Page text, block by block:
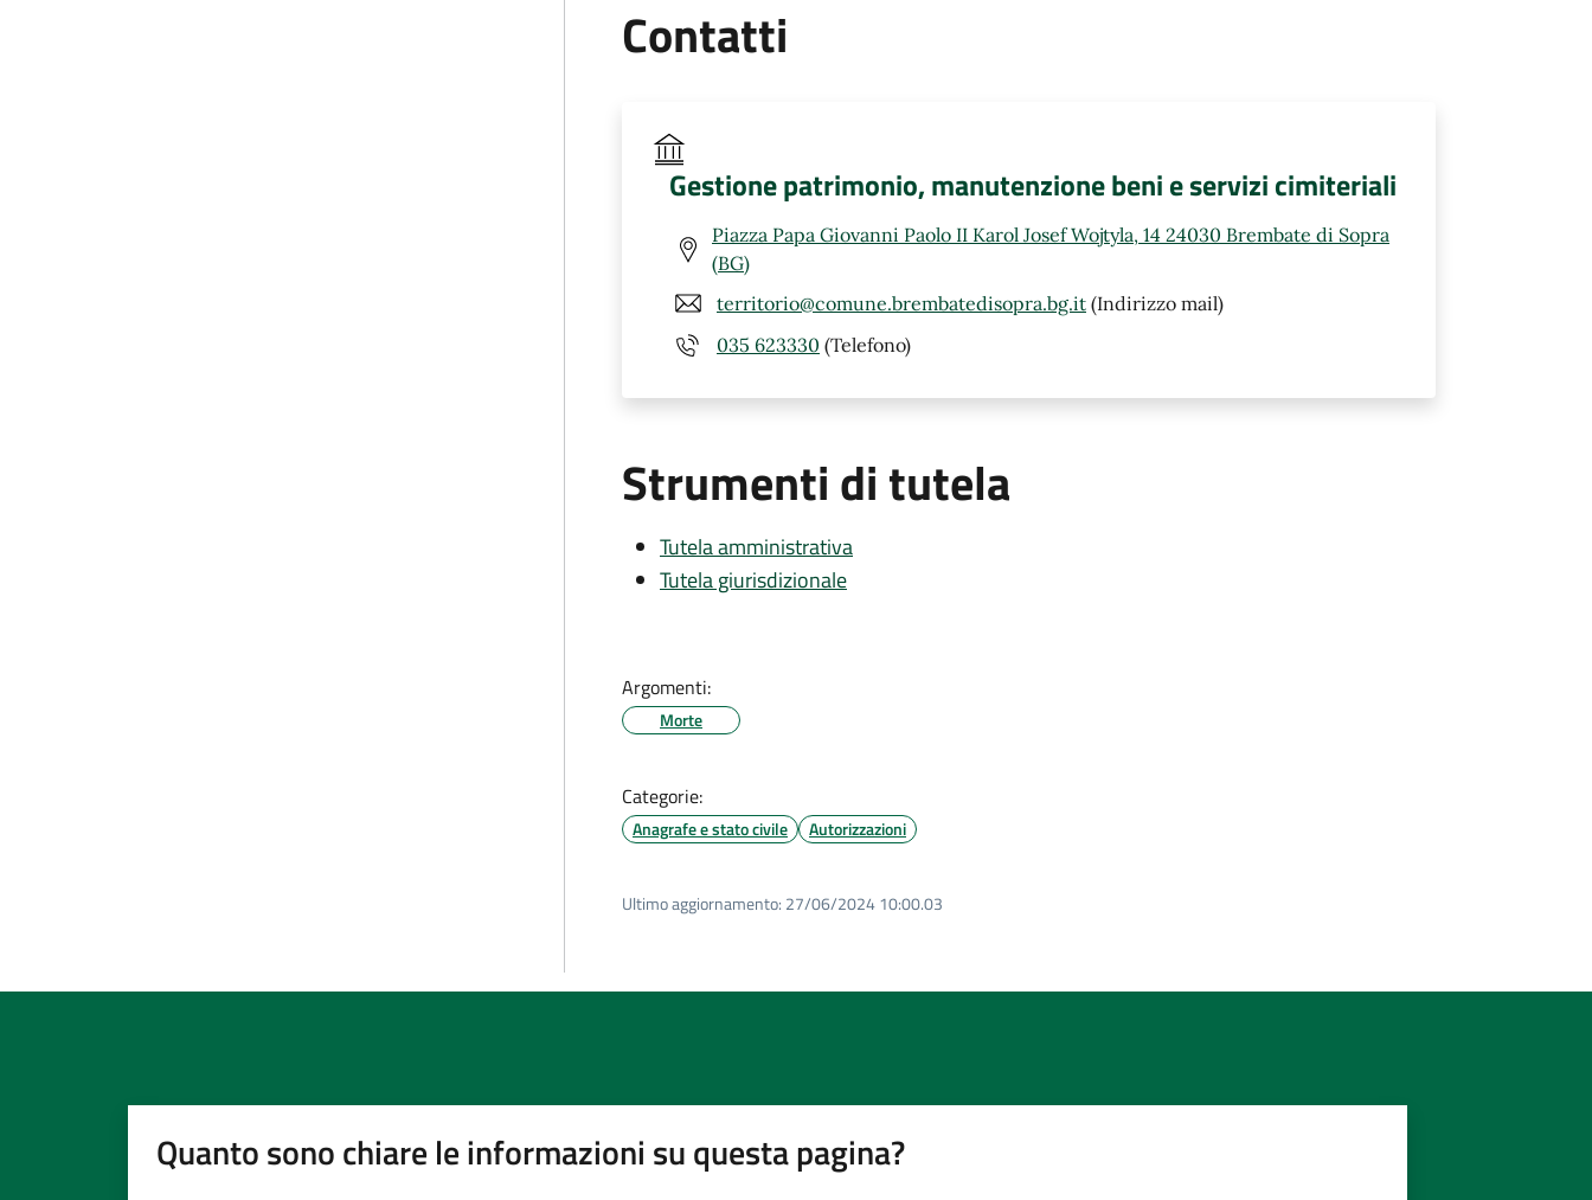
Contatti
Gestione patrimonio, manutenzione beni e servizi cimiteriali
Piazza Papa Giovanni Paolo II Karol Josef Wojtyla, 14 24030 Brembate di Sopra
(BG)
territorio@comune.brembatedisopra.bg.it (Indirizzo mail)
035 623330 (Telefono)
Strumenti di tutela
Tutela amministrativa
Tutela giurisdizionale
Argomenti:
Morte
Categorie:
Anagrafe e stato civile Autorizzazioni
Ultimo aggiornamento: 27/06/2024 10:00.03
Quanto sono chiare le informazioni su questa pagina?